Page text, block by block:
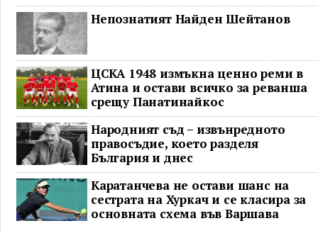
Непознатият Найден Шейтанов
ЦСКА 1948 измъкна ценно реми в
Атина и остави всичко за реванша
срещу Панатинайкос
Народният съд – извънредното
правосъдие, което разделя
България и днес
Каратанчева не остави шанс на
сестрата на Хуркач и се класира за
основната схема във Варшава